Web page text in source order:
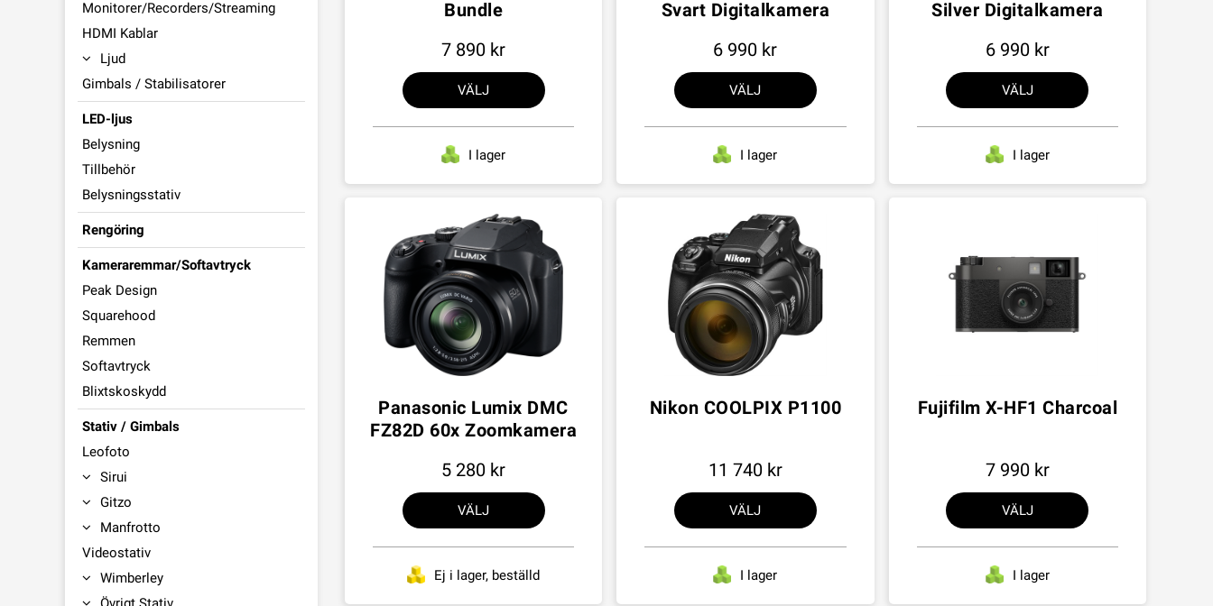
Monitorer/Recorders/Streaming
HDMI Kablar
Ljud
Gimbals / Stabilisatorer
LED-ljus
Belysning
Tillbehör
Belysningsstativ
Rengöring
Kameraremmar/Softavtryck
Peak Design
Squarehood
Remmen
Softavtryck
Blixtskoskydd
Stativ / Gimbals
Leofoto
Sirui
Gitzo
Manfrotto
Videostativ
Wimberley
Bundle
7 890
VÄLJ
I lager
Svart Digitalkamera
6 990
VÄLJ
I lager
Silver Digitalkamera
6 990
VÄLJ
I lager
Panasonic Lumix DMC
FZ82D 60x Zoomkamera
5 280
VÄLJ
Ej i lager, beställd
Nikon COOLPIX P1100
11 740
VÄLJ
I lager
Fujifilm X-HF1 Charcoal
7 990
VÄLJ
I lager